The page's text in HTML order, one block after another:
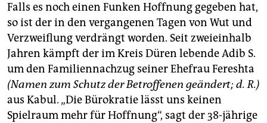
abo
genossenschaft
epaper login
Falls es noch einen Funken Hoffnung gegeben hat,
so ist der in den vergangenen Tagen von Wut und
Verzweiflung verdrängt worden. Seit zweieinhalb
Jahren kämpft der im Kreis Düren lebende Adib S.
um den Familiennachzug seiner Ehefrau Fereshta
(Namen zum Schutz der Betroffenen geändert; d. R.)
aus Kabul. „Die Bürokratie lässt uns keinen
Spielraum mehr für Hoffnung“, sagt der 38-jährige